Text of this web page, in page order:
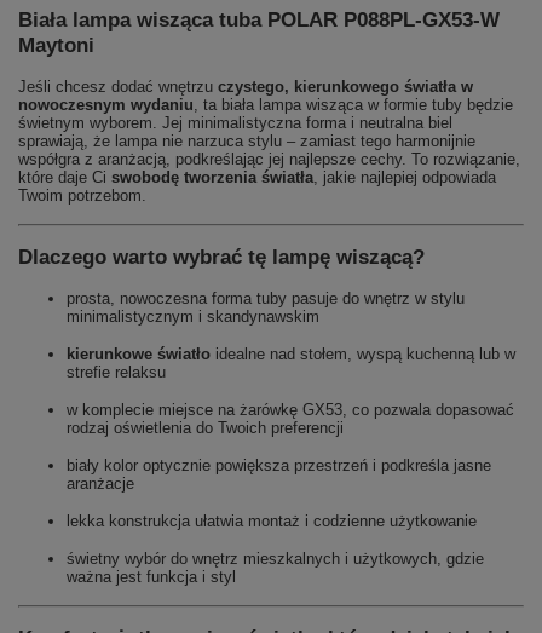
Biała lampa wisząca tuba POLAR P088PL‑GX53‑W
Maytoni
Jeśli chcesz dodać wnętrzu czystego, kierunkowego światła w
nowoczesnym wydaniu, ta biała lampa wisząca w formie tuby będzie
świetnym wyborem. Jej minimalistyczna forma i neutralna biel
sprawiają, że lampa nie narzuca stylu – zamiast tego harmonijnie
współgra z aranżacją, podkreślając jej najlepsze cechy. To rozwiązanie,
które daje Ci swobodę tworzenia światła, jakie najlepiej odpowiada
Twoim potrzebom.
Dlaczego warto wybrać tę lampę wiszącą?
prosta, nowoczesna forma tuby pasuje do wnętrz w stylu
minimalistycznym i skandynawskim
kierunkowe światło idealne nad stołem, wyspą kuchenną lub w
strefie relaksu
w komplecie miejsce na żarówkę GX53, co pozwala dopasować
rodzaj oświetlenia do Twoich preferencji
biały kolor optycznie powiększa przestrzeń i podkreśla jasne
aranżacje
lekka konstrukcja ułatwia montaż i codzienne użytkowanie
świetny wybór do wnętrz mieszkalnych i użytkowych, gdzie
ważna jest funkcja i styl